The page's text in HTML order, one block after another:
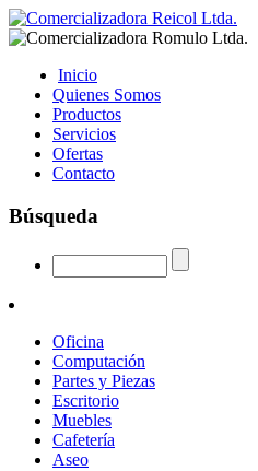
Inicio
Quienes Somos
Productos
Servicios
Ofertas
Contacto
Búsqueda
Oficina
Computación
Partes y Piezas
Escritorio
Muebles
Cafetería
Aseo